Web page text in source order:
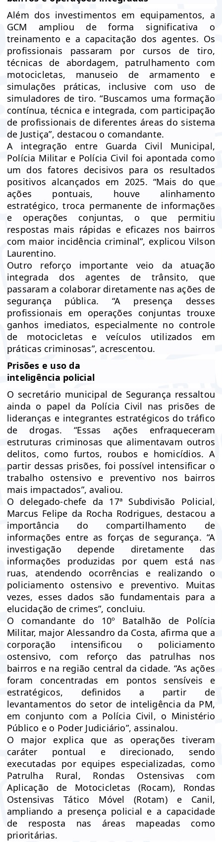
Além dos investimentos em equipamentos, a
GCM ampliou de forma significativa o
treinamento e a capacitação dos agentes. Os
profissionais passaram por cursos de tiro,
técnicas de abordagem, patrulhamento com
motocicletas, manuseio de armamento e
simulações práticas, inclusive com uso de
simuladores de tiro. “Buscamos uma formação
contínua, técnica e integrada, com participação
de profissionais de diferentes áreas do sistema
de Justiça”, destacou o comandante.
A integração entre Guarda Civil Municipal,
Polícia Militar e Polícia Civil foi apontada como
um dos fatores decisivos para os resultados
positivos alcançados em 2025. “Mais do que
ações pontuais, houve alinhamento
estratégico, troca permanente de informações
e operações conjuntas, o que permitiu
respostas mais rápidas e eficazes nos bairros
com maior incidência criminal”, explicou Vilson
Laurentino.
Outro reforço importante veio da atuação
integrada dos agentes de trânsito, que
passaram a colaborar diretamente nas ações de
segurança pública. “A presença desses
profissionais em operações conjuntas trouxe
ganhos imediatos, especialmente no controle
de motocicletas e veículos utilizados em
práticas criminosas”, acrescentou.
Prisões e uso da
inteligência policial
O secretário municipal de Segurança ressaltou
ainda o papel da Polícia Civil nas prisões de
lideranças e integrantes estratégicos do tráfico
de drogas. “Essas ações enfraqueceram
estruturas criminosas que alimentavam outros
delitos, como furtos, roubos e homicídios. A
partir dessas prisões, foi possível intensificar o
trabalho ostensivo e preventivo nos bairros
mais impactados”, avaliou.
O delegado-chefe da 17ª Subdivisão Policial,
Marcus Felipe da Rocha Rodrigues, destacou a
importância do compartilhamento de
informações entre as forças de segurança. “A
investigação depende diretamente das
informações produzidas por quem está nas
ruas, atendendo ocorrências e realizando o
policiamento ostensivo e preventivo. Muitas
vezes, esses dados são fundamentais para a
elucidação de crimes”, concluiu.
O comandante do 10º Batalhão de Polícia
Militar, major Alessandro da Costa, afirma que a
corporação intensificou o policiamento
ostensivo, com reforço das patrulhas nos
bairros e na região central da cidade. “As ações
foram concentradas em pontos sensíveis e
estratégicos, definidos a partir de
levantamentos do setor de inteligência da PM,
em conjunto com a Polícia Civil, o Ministério
Público e o Poder Judiciário”, assinalou.
O major explica que as operações tiveram
caráter pontual e direcionado, sendo
executadas por equipes especializadas, como
Patrulha Rural, Rondas Ostensivas com
Aplicação de Motocicletas (Rocam), Rondas
Ostensivas Tático Móvel (Rotam) e Canil,
ampliando a presença policial e a capacidade
de resposta nas áreas mapeadas como
prioritárias.